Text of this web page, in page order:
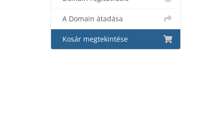
A Domain átadása
Kosár megtekintése